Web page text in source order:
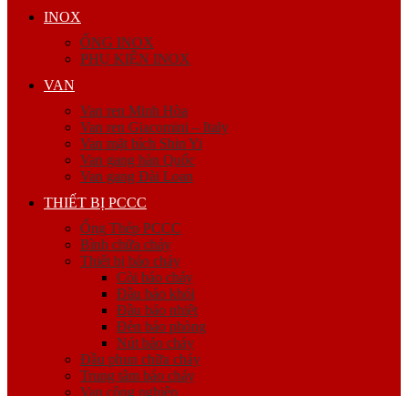
INOX
ỐNG INOX
PHỤ KIỆN INOX
VAN
Van ren Minh Hòa
Van ren Giacomini – Italy
Van mặt bích Shin Yi
Van gang hàn Quốc
Van gang Đài Loan
THIẾT BỊ PCCC
Ống Thép PCCC
Bình chữa cháy
Thiết bị báo cháy
Còi báo cháy
Đầu báo khói
Đầu báo nhiệt
Đèn báo phòng
Nút báo cháy
Đầu phun chữa cháy
Trung tâm báo cháy
Van công nghiệp